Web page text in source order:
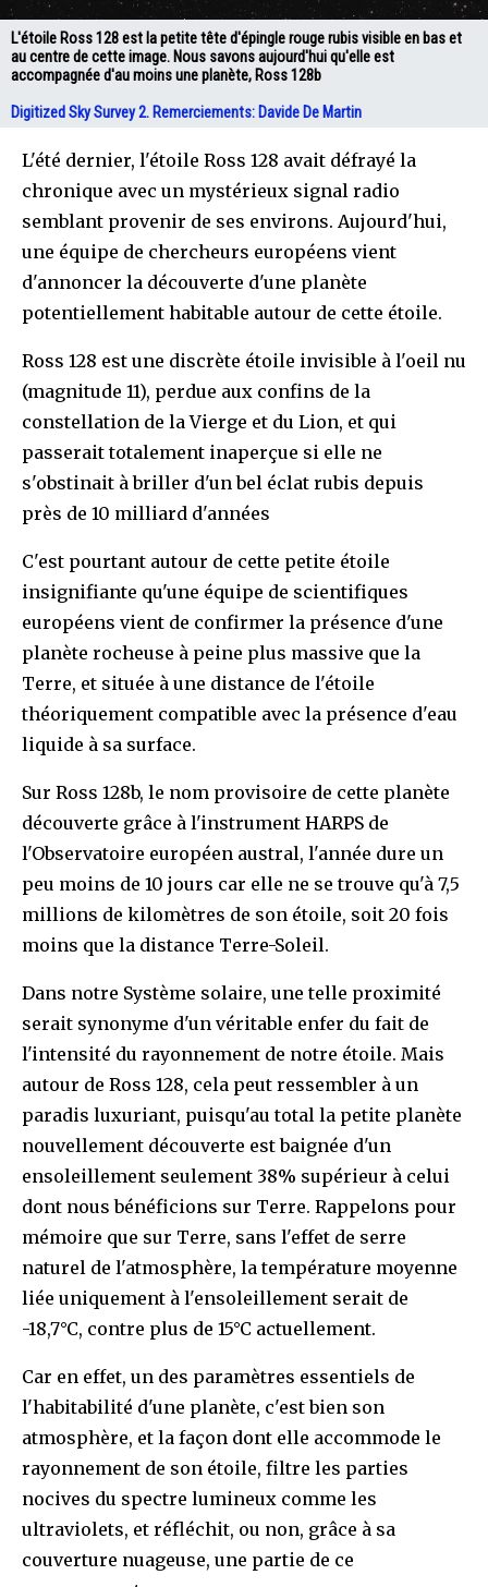
L'étoile Ross 128 est la petite tête d'épingle rouge rubis visible en bas et
au centre de cette image. Nous savons aujourd'hui qu'elle est
accompagnée d'au moins une planète, Ross 128b
Digitized Sky Survey 2. Remerciements: Davide De Martin
L'été dernier, l'étoile Ross 128 avait défrayé la
chronique avec un mystérieux signal radio
semblant provenir de ses environs. Aujourd'hui,
une équipe de chercheurs européens vient
d'annoncer la découverte d'une planète
potentiellement habitable autour de cette étoile.
Ross 128 est une discrète étoile invisible à l'oeil nu
(magnitude 11), perdue aux confins de la
constellation de la Vierge et du Lion, et qui
passerait totalement inaperçue si elle ne
s'obstinait à briller d'un bel éclat rubis depuis
près de 10 milliard d'années
C'est pourtant autour de cette petite étoile
insignifiante qu'une équipe de scientifiques
européens vient de confirmer la présence d'une
planète rocheuse à peine plus massive que la
Terre, et située à une distance de l'étoile
théoriquement compatible avec la présence d'eau
liquide à sa surface.
Sur Ross 128b, le nom provisoire de cette planète
découverte grâce à l'instrument HARPS de
l'Observatoire européen austral, l'année dure un
peu moins de 10 jours car elle ne se trouve qu'à 7,5
millions de kilomètres de son étoile, soit 20 fois
moins que la distance Terre-Soleil.
Dans notre Système solaire, une telle proximité
serait synonyme d'un véritable enfer du fait de
l'intensité du rayonnement de notre étoile. Mais
autour de Ross 128, cela peut ressembler à un
paradis luxuriant, puisqu'au total la petite planète
nouvellement découverte est baignée d'un
ensoleillement seulement 38% supérieur à celui
dont nous bénéficions sur Terre. Rappelons pour
mémoire que sur Terre, sans l'effet de serre
naturel de l'atmosphère, la température moyenne
liée uniquement à l'ensoleillement serait de
-18,7°C, contre plus de 15°C actuellement.
Car en effet, un des paramètres essentiels de
l'habitabilité d'une planète, c'est bien son
atmosphère, et la façon dont elle accommode le
rayonnement de son étoile, filtre les parties
nocives du spectre lumineux comme les
ultraviolets, et réfléchit, ou non, grâce à sa
couverture nuageuse, une partie de ce